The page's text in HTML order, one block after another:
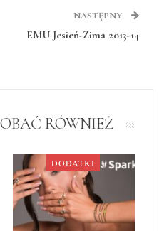
NASTĘPNY
EMU Jesień-Zima 2013-14
RÓWNIEŻ
DODATKI